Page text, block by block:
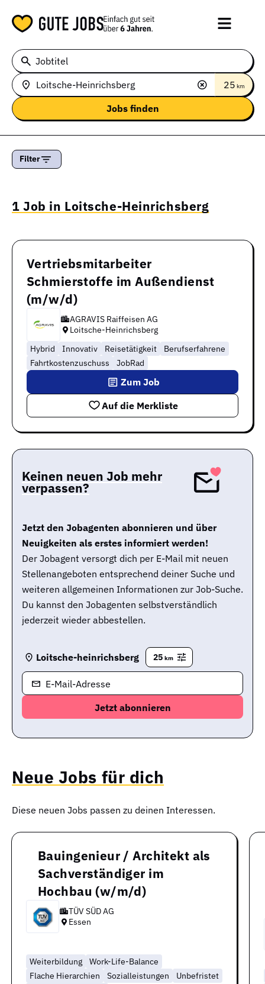
Jobtitel
25 km
Filter
1 Job in Loitsche-Heinrichsberg
Vertriebsmitarbeiter
Schmierstoffe im Außendienst
(m/w/d)
AGRAVIS Raiffeisen AG
Loitsche-Heinrichsberg
Hybrid
Innovativ Reisetätigkeit
Berufserfahrene
Fahrtkostenzuschuss
JobRad
Auf die Merkliste
Zum Job
Keinen neuen Job mehr
verpassen?
Jetzt den Jobagenten abonnieren und über
Neuigkeiten als erstes informiert werden!
Der Jobagent versorgt dich per E-Mail mit neuen
Stellenangeboten entsprechend deiner Suche und
weiteren allgemeinen Informationen zur Job-Suche.
Du kannst den Jobagenten selbstverständlich
jederzeit wieder abbestellen.
Loitsche-heinrichsberg 25 km
E-Mail-Adresse
Neue Jobs für dich
Diese neuen Jobs passen zu deinen Interessen.
Bauingenieur / Architekt als
Sachverständiger im
Hochbau (w/m/d)
TÜV SÜD AG
Essen
Weiterbildung
Work-Life-Balance
Flache Hierarchien
Sozialleistungen
Unbefristet